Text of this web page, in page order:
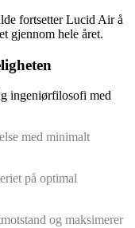
fortsetter Lucid Air å
gjennom hele året.
ingeniørfilosofi med
med minimalt
på optimal
og maksimerer